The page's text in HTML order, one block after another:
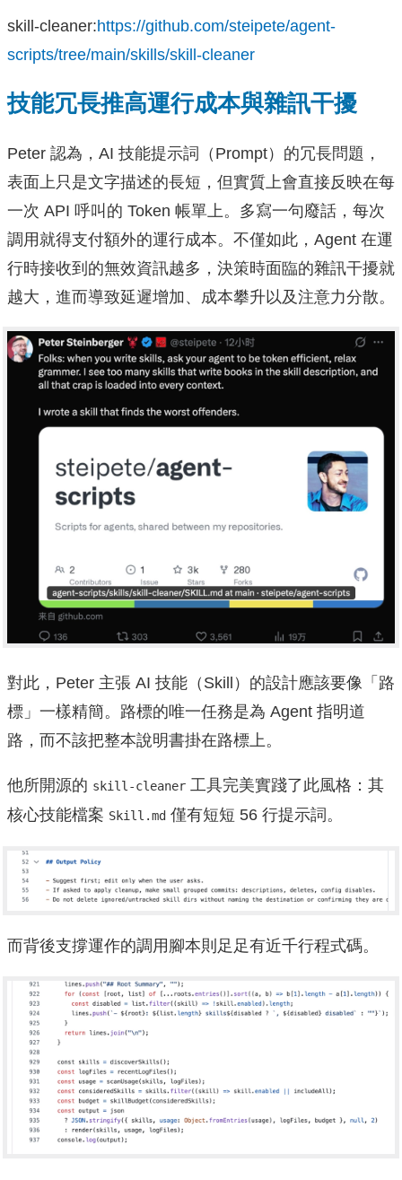
skill-cleaner:https://github.com/steipete/agent-
scripts/tree/main/skills/skill-cleaner
技能冗長推高運行成本與雜訊干擾
Peter 認為，AI 技能提示詞（Prompt）的冗長問題，
表面上只是文字描述的長短，但實質上會直接反映在每
一次 API 呼叫的 Token 帳單上。多寫一句廢話，每次
調用就得支付額外的運行成本。不僅如此，Agent 在運
行時接收到的無效資訊越多，決策時面臨的雜訊干擾就
越大，進而導致延遲增加、成本攀升以及注意力分散。
對此，Peter 主張 AI 技能（Skill）的設計應該要像「路
標」一樣精簡。路標的唯一任務是為 Agent 指明道
路，而不該把整本說明書掛在路標上。
他所開源的 skill-cleaner 工具完美實踐了此風格：其
核心技能檔案 Skill.md 僅有短短 56 行提示詞。
而背後支撐運作的調用腳本則足足有近千行程式碼。